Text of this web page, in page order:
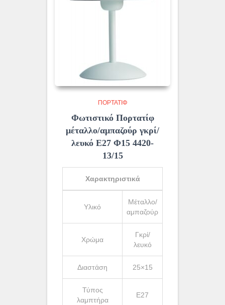
ΠΟΡΤΑΤΊΦ
Φωτιστικό Πορτατίφ
μέταλλο/αμπαζούρ γκρί/
λευκό Ε27 Φ15 4420-
13/15
Χαρακτηριστικά
Υλικό
Μέταλλο/
αμπαζούρ
Χρώμα
Γκρί/
λευκό
Διαστάση 25×15
Τύπος
λαμπτήρα
Ε27